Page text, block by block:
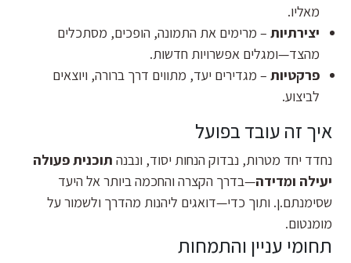
מאליו.
יצירתיות – מרימים את התמונה, הופכים, מסתכלים
מהצד—ומגלים אפשרויות חדשות.
פרקטיות – מגדירים יעד, מתווים דרך ברורה, ויוצאים
לביצוע.
איך זה עובד בפועל
נחדד יחד מטרות, נבדוק הנחות יסוד, ונבנה תוכנית פעולה
יעילה ומדידה—בדרך הקצרה והחכמה ביותר אל היעד
שסימנתם.ן. ותוך כדי—דואגים ליהנות מהדרך ולשמור על
מומנטום.
תחומי עניין והתמחות